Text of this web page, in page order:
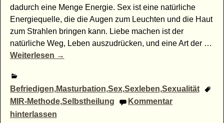
dadurch eine Menge Energie. Sex ist eine natürliche
Energiequelle, die die Augen zum Leuchten und die Haut
zum Strahlen bringen kann. Liebe machen ist der
natürliche Weg, Leben auszudrücken, und eine Art der …
Weiterlesen →
Befriedigen, Masturbation,Sex,Sexleben,Sexualität
MIR-Methode,Selbstheilung
Kommentar
hinterlassen